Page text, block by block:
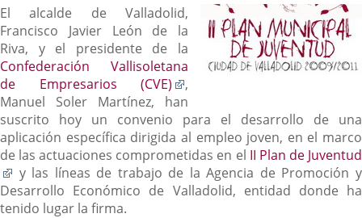
Descripción
El alcalde de Valladolid,
Francisco Javier León de la
Riva, y el presidente de la
Confederación Vallisoletana
de Empresarios (CVE)
Enlace
a
una
aplicación
externa.
,
Manuel Soler Martínez, han
suscrito hoy un convenio para el desarrollo de una
aplicación específica dirigida al empleo joven, en el marco
de las actuaciones comprometidas en el II Plan de Juventud
Enlace
a
una
y las líneas de trabajo de la Agencia de Promoción y
Desarrollo Económico de Valladolid, entidad donde ha
tenido lugar la firma.